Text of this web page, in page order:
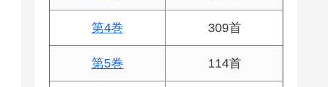
第4巻 309首
第5巻 114首